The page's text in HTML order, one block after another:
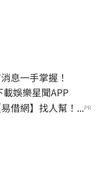
息一手掌握！
動態 即刻下載娛樂星聞APP
借網】找人幫！...PR